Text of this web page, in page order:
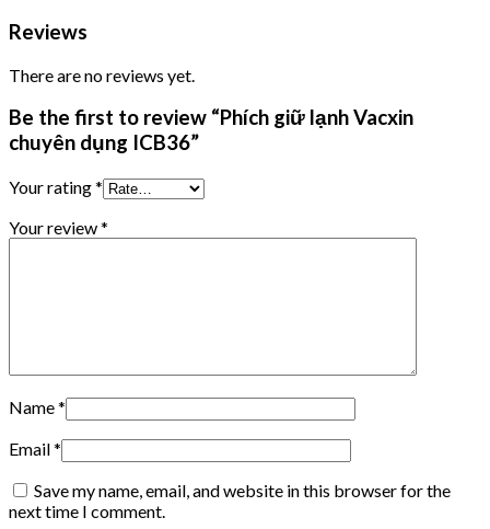
Reviews
There are no reviews yet.
Be the first to review “Phích giữ lạnh Vacxin
chuyên dụng ICB36”
Your rating*
Your review*
Name*
Email*
Save my name, email, and website in this browser for the
next time I comment.